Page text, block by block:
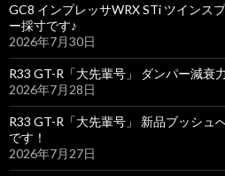
GC8 インプレッサWRX STi ツイン
ー採寸です♪
2026年7月30日
R33 GT-R「大先輩号」 ダンパー減衰
2026年7月28日
R33 GT-R「大先輩号」 新品ブッシ
です！
2026年7月27日